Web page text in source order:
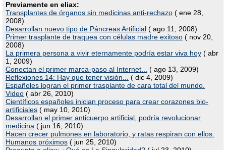
Previamente en eliax:
Transplantes de órganos sin medicinas anti-rechazo ( ene 28,
2008)
Desarrollan nuevo tipo de Páncreas Artificial ( ago 11, 2008)
Primer trasplante de traquea con células madre exitoso ( nov 20,
2008)
La primera persona a vivir eternamente podría estar viva hoy ( abr
1, 2009)
Conectan el primer marca-paso al Internet...
( ago 13, 2009)
Reflexiones 14: Hay que tener visión...
( dic 4, 2009)
Españoles logran el primer trasplante de cara total del mundo.
Video ( abr 26, 2010)
Científicos españoles inician proceso para crear corazones bio-
artificiales ( may 10, 2010)
Desarrollan el primer anticuerpo artificial, podría revolucionar
medicina ( jun 16, 2010)
Hacen crecer pulmones en laboratorio, y ratas respiran con ellos.
Humanos próximos ( jun 25, 2010)